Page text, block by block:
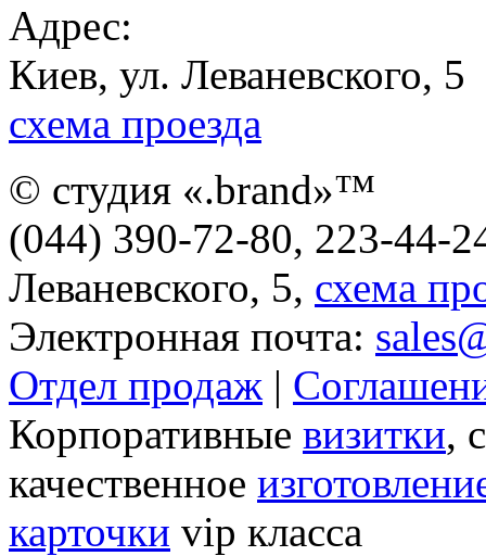
Адрес:
Киев, ул. Леваневского, 5
схема проезда
© студия «.brand»™
(044) 390-72-80, 223-44-
Леваневского, 5, схема
Электронная почта:
Отдел продаж |
Корпоративные визитки,
качественное
карточки vip класса